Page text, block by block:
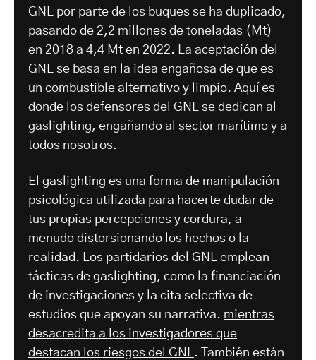
GNL por parte de los buques se ha duplicado,
pasando de 2,2 millones de toneladas (Mt)
en 2018 a 4,4 Mt en 2022. La aceptación del
GNL se basa en la idea engañosa de que es
un combustible alternativo y limpio. Aquí es
donde los defensores del GNL se dedican al
gaslighting, engañando al sector marítimo y a
todos nosotros.
El gaslighting es una forma de manipulación
psicológica utilizada para hacerte dudar de
tus propias percepciones y cordura, a
menudo distorsionando los hechos o la
realidad. Los partidarios del GNL emplean
tácticas de gaslighting, como la financiación
de investigaciones y la cita selectiva de
estudios que apoyan su narrativa. mientras
desacredita a los investigadores que
destacan los riesgos del GNL. También están